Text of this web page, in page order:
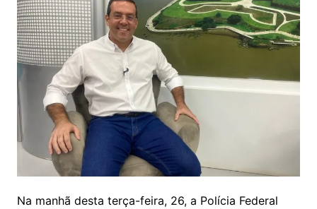
Na manhã desta terça-feira, 26, a Polícia Federal